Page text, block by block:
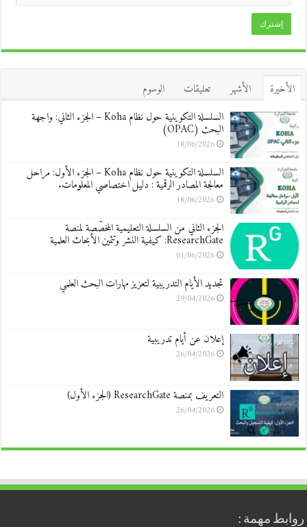
الأخيرة الأشهر تعليقات
الوسوم
السلسلة التكوينية حول نظام Koha – الجزء الثاني: واجهة
البحث (OPAC)
18/06/2026
السلسلة التكوينية حول نظام Koha – الجزء الأول: مراحل
معالجة المصادر الرقمية : دليل اختصاصي المعلومات.
18/06/2026
الجزء الثاني من السلسلة التعليمية المخصّصة لمنصة
ResearchGate: كيفية النشر وتثمين الأبحاث العلمية
01/06/2026
تجديد الأيام التدريبية لتعزيز مهارات البحث العلمي
29/04/2026
إعلان عن أيام تدريبية
26/04/2026
التعريف بمنصة ResearchGate (الجزء الأول)
26/04/2026
روابط مهمة :